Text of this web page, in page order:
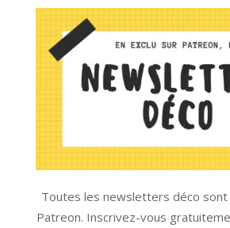
Toutes les newsletters déco
Patreon. Inscrivez-vous